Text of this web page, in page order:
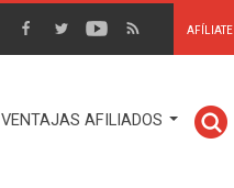
AFÍLIATE
VENTAJAS AFILIADOS